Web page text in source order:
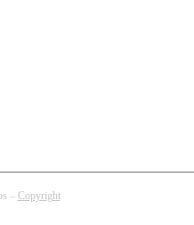
– Copyright